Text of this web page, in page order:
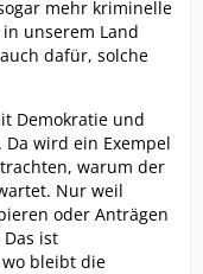
mehr kriminelle
unserem Land
dafür, solche
Demokratie und
wird ein Exempel
warum der
Nur weil
oder Anträgen
ist
bleibt die